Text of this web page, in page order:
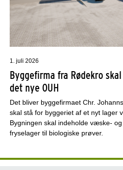
1. juli 2026
Byggefirma fra Rødekro
det nye OUH
Det bliver byggefirmaet Chr.
skal stå for byggeriet af et nyt lager
Bygningen skal indeholde væske-
fryselager til biologiske prøver.